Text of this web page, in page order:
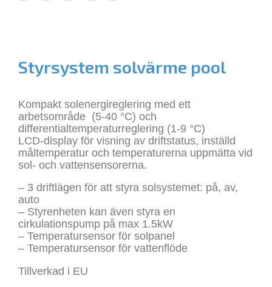
Styrsystem solvärme pool
Kompakt solenergireglering med ett
arbetsområde (5-40 °C) och
differentialtemperaturreglering (1-9 °C)
LCD-display för visning av driftstatus, inställd
måltemperatur och temperaturerna uppmätta vid
sol- och vattensensorerna.
– 3 driftlägen för att styra solsystemet: på, av,
auto
– Styrenheten kan även styra en
cirkulationspump på max 1.5kW
– Temperatursensor för solpanel
– Temperatursensor för vattenflöde
Tillverkad i EU